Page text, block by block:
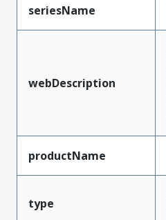
seriesName
webDescription
productName
type